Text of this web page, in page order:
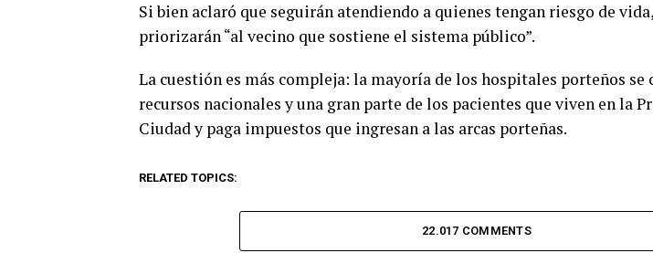
Si bien aclaró que seguirán atendiendo a quienes tengan riesgo de
priorizarán “al vecino que sostiene el sistema público”.
La cuestión es más compleja: la mayoría de los hospitales porteños se
recursos nacionales y una gran parte de los pacientes que viven en la
Ciudad y paga impuestos que ingresan a las arcas porteñas.
RELATED TOPICS:
22.017 COMMENTS